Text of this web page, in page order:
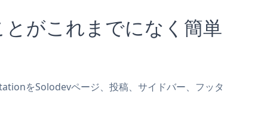
がこれまでになく簡単
をSolodevページ、投稿、サイドバー、フッタ